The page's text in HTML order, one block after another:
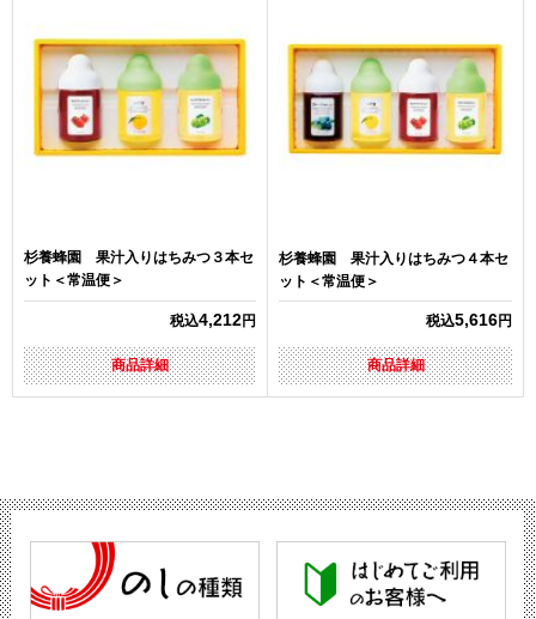
杉養蜂園 果汁入りはちみつ３本セ
ット＜常温便＞
税込4,212円
商品詳細
杉養蜂園 果汁入りはちみつ４本セ
ット＜常温便＞
税込5,616円
商品詳細